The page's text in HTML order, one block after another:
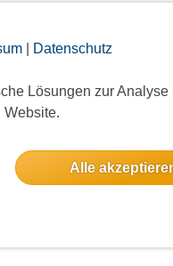
| Datenschutz
Lösungen zur
Website.
Alle